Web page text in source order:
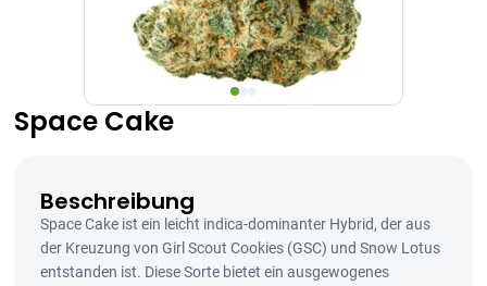
Space Cake
Beschreibung
Space Cake ist ein leicht indica-dominanter Hybrid, der aus
der Kreuzung von Girl Scout Cookies (GSC) und Snow Lotus
entstanden ist. Diese Sorte bietet ein ausgewogenes